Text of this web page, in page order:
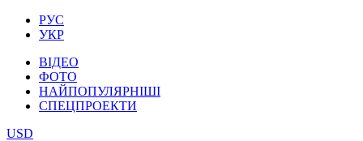
РУС
УКР
ВІДЕО
ФОТО
НАЙПОПУЛЯРНІШІ
СПЕЦПРОЕКТИ
USD